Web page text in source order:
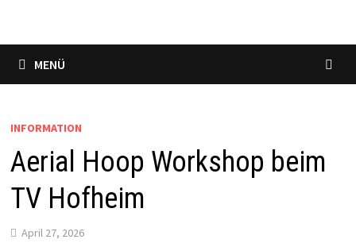
MENÜ
INFORMATION
Aerial Hoop Workshop beim
TV Hofheim
April 27, 2026